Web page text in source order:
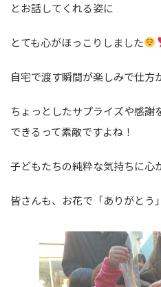
とお話してくれる姿に
とても心がほっこりしました
自宅で渡す瞬間が楽しみで仕方
ちょっとしたサプライズや感謝
できるって素敵ですよね！
子どもたちの純粋な気持ちに心
皆さんも、お花で「ありがとう